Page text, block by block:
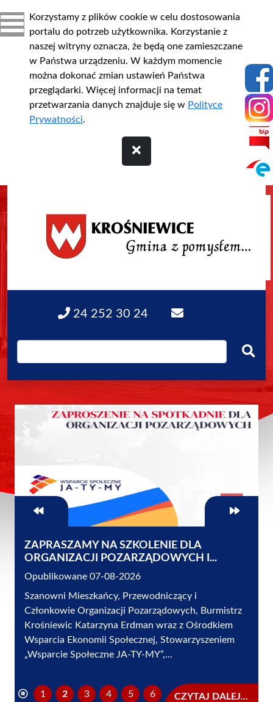
Korzystamy z plików cookie w celu dostosowania
portalu do potrzeb użytkownika. Korzystanie z
naszej witryny oznacza, że będą one zamieszczane
w Państwa urządzeniu. W każdym momencie
można dokonać zmian ustawień Państwa
przeglądarki. Więcej informacji na temat
przetwarzania danych znajduje się w Polityce
Prywatności.
24 252 30 24
ZAPRASZAMY NA SZKOLENIE DLA
ORGANIZACJI POZARZĄDOWYCH I...
Opublikowane 07-08-2026
Szanowni Mieszkańcy, Przewodniczący i
Członkowie Organizacji Pozarządowych, Burmistrz
Krośniewic Katarzyna Erdman wraz z Ośrodkiem
Wsparcia Ekonomii Społecznej, Stowarzyszeniem
„Wsparcie Społeczne JA-TY-MY”,...
CZYTAJ DALEJ...
1 2 3 4 5 6